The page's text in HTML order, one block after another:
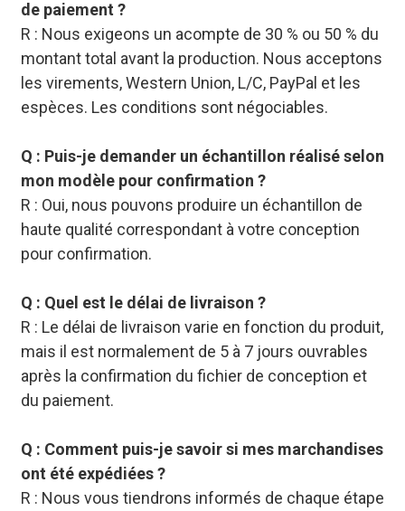
de paiement ?
R : Nous exigeons un acompte de 30 % ou 50 % du
montant total avant la production. Nous acceptons
les virements, Western Union, L/C, PayPal et les
espèces. Les conditions sont négociables.
Q : Puis-je demander un échantillon réalisé selon
mon modèle pour confirmation ?
R : Oui, nous pouvons produire un échantillon de
haute qualité correspondant à votre conception
pour confirmation.
Q : Quel est le délai de livraison ?
R : Le délai de livraison varie en fonction du produit,
mais il est normalement de 5 à 7 jours ouvrables
après la confirmation du fichier de conception et
du paiement.
Q : Comment puis-je savoir si mes marchandises
ont été expédiées ?
R : Nous vous tiendrons informés de chaque étape